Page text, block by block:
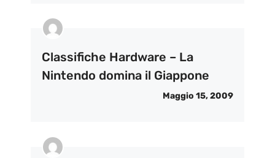
Classifiche Hardware – La
Nintendo domina il Giappone
Maggio 15, 2009